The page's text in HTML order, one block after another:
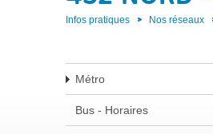
Infos pratiques Nos réseaux
Métro
Bus - Horaires